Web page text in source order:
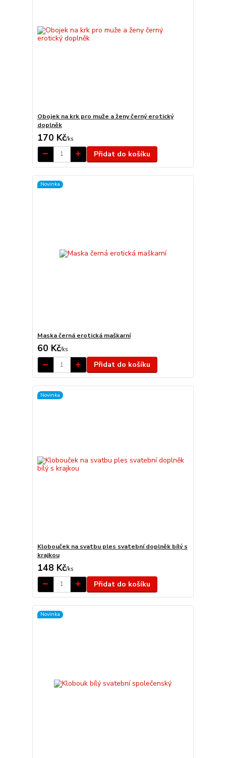
Obojek na krk pro muže a ženy černý erotický
doplněk
170 Kč/ks
Přidat do košíku
Novinka
Maska černá erotická maškarní
60 Kč/ks
Přidat do košíku
Novinka
Klobouček na svatbu ples svatební doplněk bílý s
krajkou
148 Kč/ks
Přidat do košíku
Novinka